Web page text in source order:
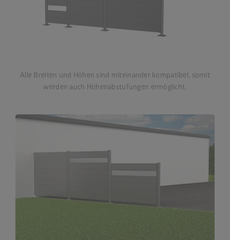
Alle Breiten und Höhen sind miteinander kompatibel, somit
werden auch Höhenabstufungen ermöglicht.